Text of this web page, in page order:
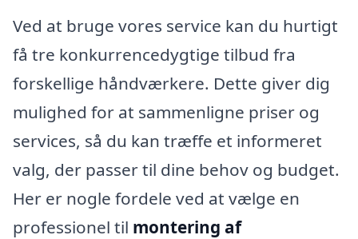
Ved at bruge vores service kan du hurtigt
få tre konkurrencedygtige tilbud fra
forskellige håndværkere. Dette giver dig
mulighed for at sammenligne priser og
services, så du kan træffe et informeret
valg, der passer til dine behov og budget.
Her er nogle fordele ved at vælge en
professionel til montering af